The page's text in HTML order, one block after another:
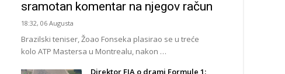
sramotan komentar na njegov račun
18:32, 06 Augusta
Brazilski teniser, Žoao Fonseka plasirao se u treće
kolo ATP Mastersa u Montrealu, nakon …
Direktor FIA o drami Formule 1: